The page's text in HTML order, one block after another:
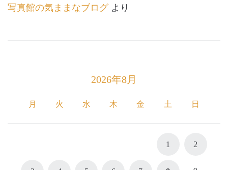
写真館の気ままなブログより
2026年8月
月 火 水 木 金 土 日
1 2